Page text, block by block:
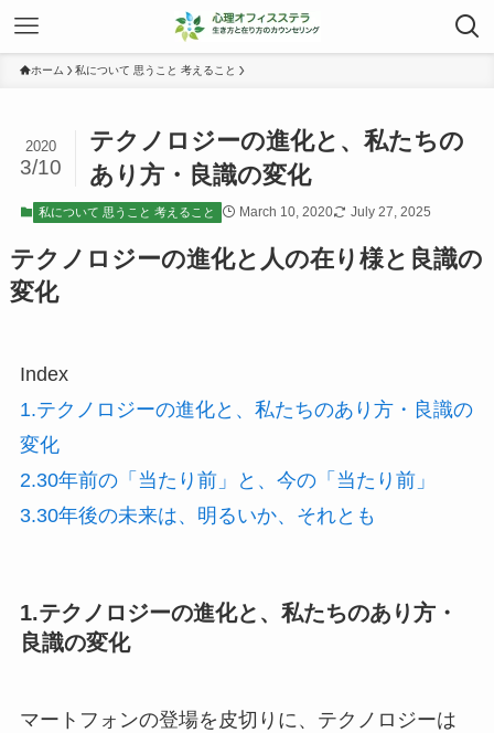
ホーム 私について 思うこと 考えること
テクノロジーの進化と、私たちの
あり方・良識の変化
2020
3/10
私について 思うこと 考えること March 10, 2020 July 27, 2025
テクノロジーの進化と人の在り様と良識の
変化
Index
1.テクノロジーの進化と、私たちのあり方・良識の
変化
2.30年前の「当たり前」と、今の「当たり前」
3.30年後の未来は、明るいか、それとも
1.テクノロジーの進化と、私たちのあり方・
良識の変化
マートフォンの登場を皮切りに、テクノロジーは